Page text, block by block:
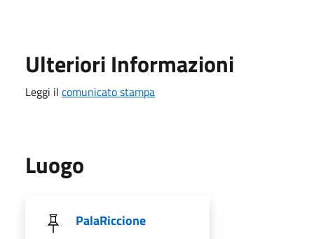
Ulteriori Informazioni
Leggi il comunicato stampa
Luogo
PalaRiccione